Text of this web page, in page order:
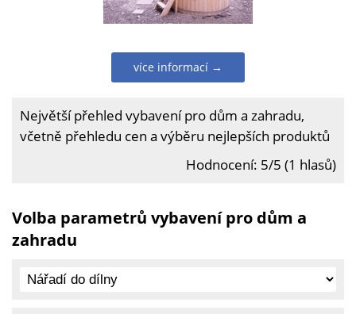
více informací →
Největší přehled vybavení pro dům a zahradu,
včetně přehledu cen a výběru nejlepších produktů
Hodnocení: 5/5 (1 hlasů)
Volba parametrů vybavení pro dům a
zahradu